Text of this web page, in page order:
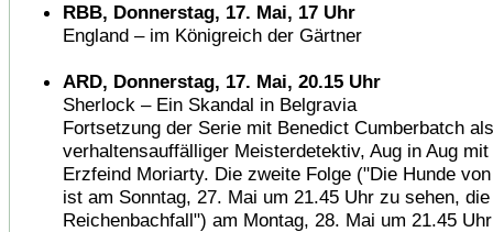
RBB, Donnerstag, 17. Mai, 17 Uhr
England – im Königreich der Gärtner
ARD, Donnerstag, 17. Mai, 20.15 Uhr
Sherlock – Ein Skandal in Belgravia
Fortsetzung der Serie mit Benedict Cumberbatch als
verhaltensauffälliger Meisterdetektiv, Aug in Aug
Erzfeind Moriarty. Die zweite Folge ("Die Hunde
ist am Sonntag, 27. Mai um 21.45 Uhr zu sehen,
Reichenbachfall") am Montag, 28. Mai um 21.45 Uhr